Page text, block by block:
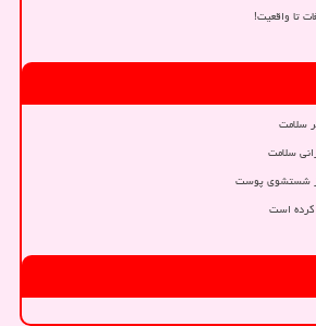
تا واقعیت!
سلامت
سلامت
شستشوی پوست
است